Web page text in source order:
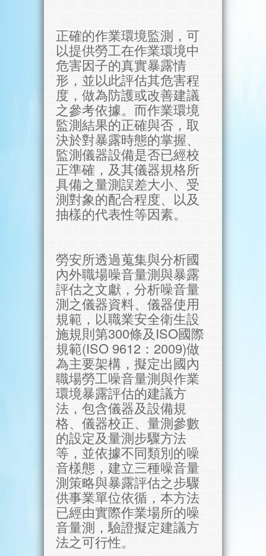
正確的作業環境監測，可
以提供勞工在作業環境中
危害因子的真實暴露情
形，並以此評估其危害程
度，做為防護或改善建議
之參考依據。而作業環境
監測結果的正確與否，取
決於對暴露時態的掌握、
監測儀器設備是否已經校
正準確，及其儀器規格所
具備之量測誤差大小、受
測對象的配合程度、以及
抽樣的代表性等因素。
勞安所透過蒐集與分析國
內外職場噪音量測與暴露
評估之文獻，分析噪音量
測之儀器資料、儀器使用
規範，以職業安全衛生設
施規則第300條及ISO國際
規範(ISO 9612：2009)做
為主要架構，擬定出國內
職場勞工噪音量測與作業
環境暴露評估的建議方
法，包含儀器及設備規
格、儀器校正、量測參數
的設定及量測步驟方法
等，並依據不同類別的噪
音樣態，建立三種噪音量
測策略與暴露評估之步驟
供事業單位依循，本方法
已經由實際作業場所的噪
音量測，驗證擬定建議方
法之可行性。